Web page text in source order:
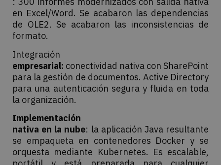
en Excel/Word. Se acabaron las dependencias
de OLE2. Se acabaron las inconsistencias de
formato.
Integración
empresarial: conectividad nativa con SharePoint
para la gestión de documentos. Active Directory
para una autenticación segura y fluida en toda
la organización.
Implementación
nativa en la nube: la aplicación Java resultante
se empaqueta en contenedores Docker y se
orquesta mediante Kubernetes. Es escalable,